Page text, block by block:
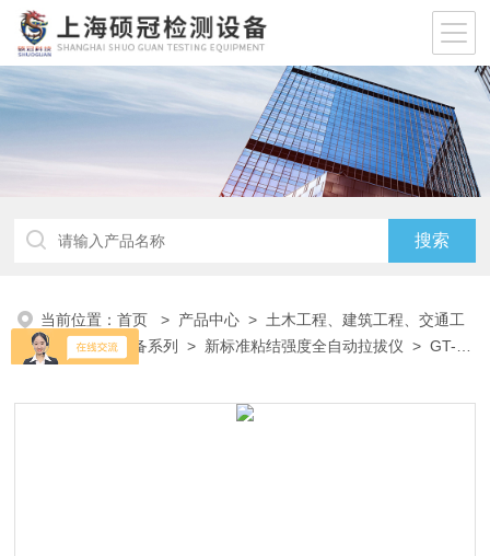
当前位置：首页 > 产品中心 > 土木工程、建筑工程、交通工
程试验仪器设备系列
> 新标准粘结强度全自动拉拔仪 > GT-